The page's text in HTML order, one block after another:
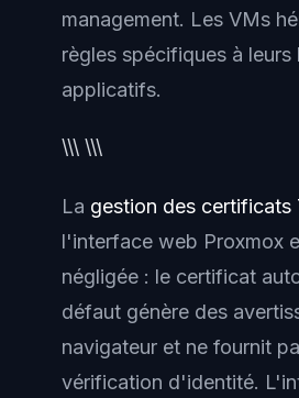
management. Les VMs
règles spécifiques à leurs
applicatifs.
\\\ \\\
La gestion des certificats
l'interface web Proxmox
négligée : le certificat
défaut génère des
navigateur et ne fournit
vérification d'identité.